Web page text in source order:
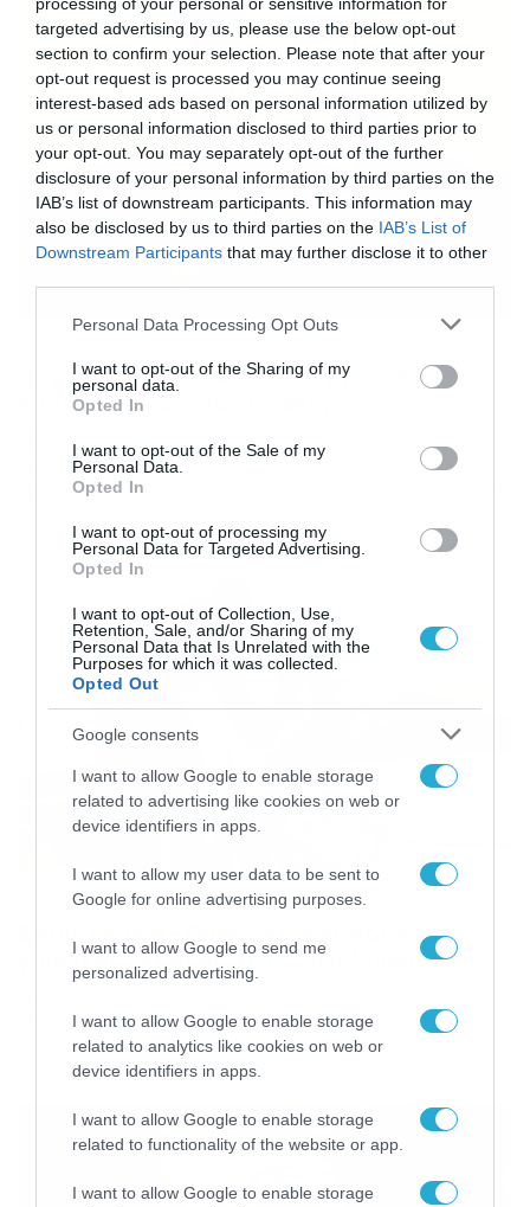
targeted advertising by us, please use the below opt-out
section to confirm your selection. Please note that after your
opt-out request is processed you may continue seeing
interest-based ads based on personal information utilized by
us or personal information disclosed to third parties prior to
your opt-out. You may separately opt-out of the further
disclosure of your personal information by third parties on the
IAB’s list of downstream participants. This information may
also be disclosed by us to third parties on the IAB’s List of
Downstream Participants that may further disclose it to other
Please note that this website/app uses one or more Google
not limited to your visit or usage behaviour. You may click to
grant or deny consent to Google and its third-party tags to
use your data for below specified purposes in below Google
consent section.
Personal Data Processing Opt Outs
I want to opt-out of the Sharing of my
personal data.
Opted In
I want to opt-out of the Sale of my
Personal Data.
Opted In
I want to opt-out of processing my
Personal Data for Targeted Advertising.
Opted In
I want to opt-out of Collection, Use,
Retention, Sale, and/or Sharing of my
Personal Data that Is Unrelated with the
Purposes for which it was collected.
Opted Out
Google consents
I want to allow Google to enable storage
related to advertising like cookies on web or
device identifiers in apps.
I want to allow my user data to be sent to
Google for online advertising purposes.
I want to allow Google to send me
personalized advertising.
I want to allow Google to enable storage
related to analytics like cookies on web or
device identifiers in apps.
I want to allow Google to enable storage
related to functionality of the website or app.
I want to allow Google to enable storage
Χαλ της Αγγλίας και πρωταγωνίστρια ήταν […]
Πήγε να κατέβει σκάλες με μηχανή αλλά
την πάτησε άσχημα (video)
Μάλλον δεν το είχε σκεφτεί καλά. Αρνητική εξέλιξη είχε
για έναν νεαρό άνδρα η απόφασή του να πάρει το
μηχανάκι του και να κατέβει τις κυλιόμενες σκάλες που
έκανε άμεσα… viral. Όπως μπορείτε να δείτε και στο
βίντεο, ο άνδρας ήταν μέσα σε εμπορικό κέντρο με το […]
28/09/2020 17:42
Επική γκάφα – Πήγε να κάνει πρόταση
γάμου αλλά έπεσε στη λίμνη (video)
διαδικτύου κάνει τις τελευταίες μέρες ένα βίντεο, το
οποίο έχει γίνει viral και δείχνει την… προσπάθεια ενός
άνδρα να κάνει πρόταση γάμου στην αγαπημένη του,
δείτε και στο βίντεο, ο άνδρας βρίσκεται στην όχθη της
λίμνης, μπροστά από μία […]